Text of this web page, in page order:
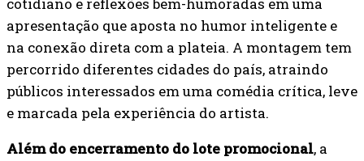
apresentação que aposta no humor inteligente e
na conexão direta com a plateia. A montagem tem
percorrido diferentes cidades do país, atraindo
públicos interessados em uma comédia crítica, leve
e marcada pela experiência do artista.
Além do encerramento do lote promocional, a